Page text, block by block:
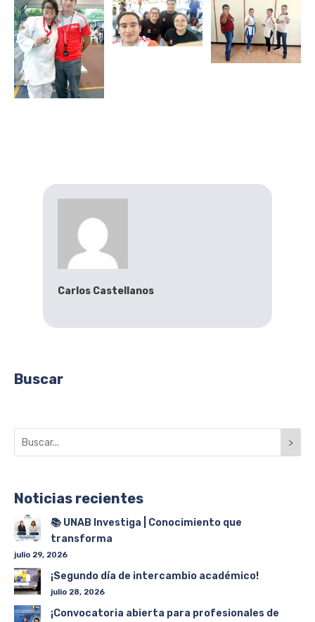
Carlos Castellanos
Buscar
>
Noticias recientes
📚 UNAB Investiga | Conocimiento que
transforma
julio 29, 2026
¡Segundo día de intercambio académico!
julio 28, 2026
¡Convocatoria abierta para profesionales de